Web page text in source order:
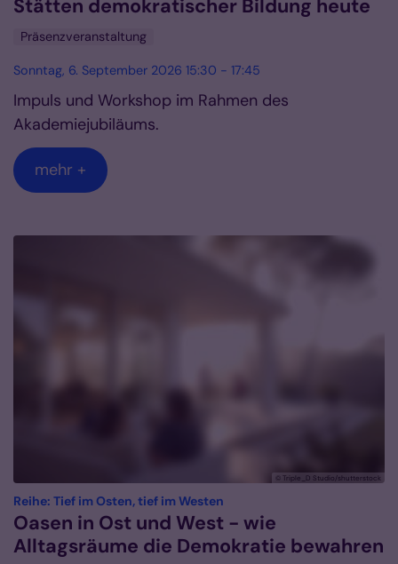
Stätten demokratischer Bildung heute
Präsenzveranstaltung
Sonntag, 6. September 2026 15:30 - 17:45
Impuls und Workshop im Rahmen des
Akademiejubiläums.
mehr +
© Triple_D Studio/shutterstock
Reihe: Tief im Osten, tief im Westen
Oasen in Ost und West - wie
Alltagsräume die Demokratie bewahren